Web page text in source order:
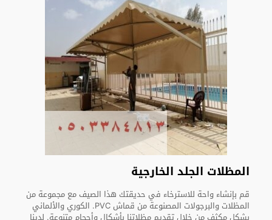
المظلات الجلد الخارجية
قم بإنشاء واحة للاسترخاء في حديقتك هذا الصيف مع مجموعة من
المظلات والبرجولات المصنوعة من قماش PVC. الكوري والألماني